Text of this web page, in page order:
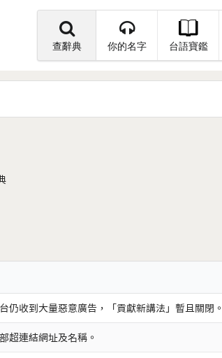
查辭典 你的名字 台語寶鑑
仍收到大量惡意廣告，「貢獻新講法」暫且關閉。
超連結網址及名稱。